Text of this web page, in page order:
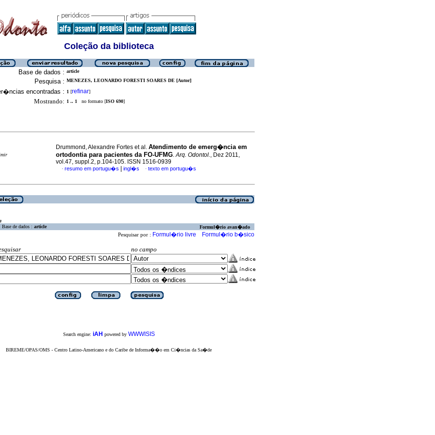
Coleção da biblioteca
Base de dados : article
Pesquisa : MENEZES, LEONARDO FORESTI SOARES DE [Autor]
encontradas : 1 [refinar]
Mostrando: 1 .. 1 no formato [ISO 690]
Drummond, Alexandre Fortes et al. Atendimento de emerg�ncia em
ortodontia para pacientes da FO-UFMG.Arq. Odontol., Dez 2011,
vol.47, suppl.2, p.104-105. ISSN 1516-0939
· resumo em portugu�s ingl�s · texto em portugu�s
Base de dados : article Formul�rio avan�ado
Pesquisar por : Formul�rio livre Formul�rio b�sico
no campo
Search engine: iAH powered by WWWISIS
BIREME/OPAS/OMS - Centro Latino-Americano e do Caribe de Informa��o em Ci�ncias da Sa�de